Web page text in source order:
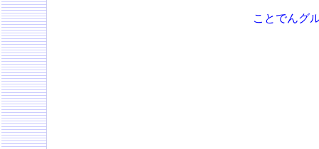
ことでんグ